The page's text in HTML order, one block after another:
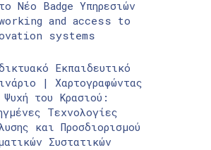
Νέο Badge Υπηρεσιών
and access to
systems
Εκπαιδευτικό
| Χαρτογραφώντας
Ψυχή του Κρασιού:
Τεχνολογίες
και Προσδιορισμού
Συστατικών